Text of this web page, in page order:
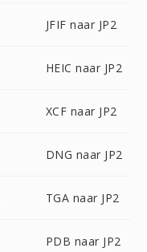
JFIF naar JP2
HEIC naar JP2
XCF naar JP2
DNG naar JP2
TGA naar JP2
PDB naar JP2